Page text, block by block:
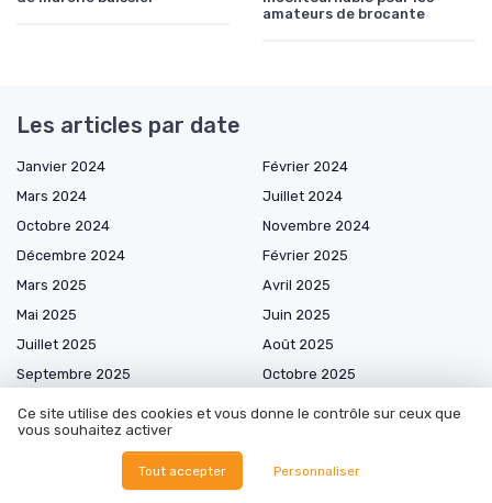
amateurs de brocante
Les articles par date
Janvier 2024
Février 2024
Mars 2024
Juillet 2024
Octobre 2024
Novembre 2024
Décembre 2024
Février 2025
Mars 2025
Avril 2025
Mai 2025
Juin 2025
Juillet 2025
Août 2025
Septembre 2025
Octobre 2025
Janvier 2026
Avril 2026
Ce site utilise des cookies et vous donne le contrôle sur ceux que
vous souhaitez activer
Tout accepter Personnaliser